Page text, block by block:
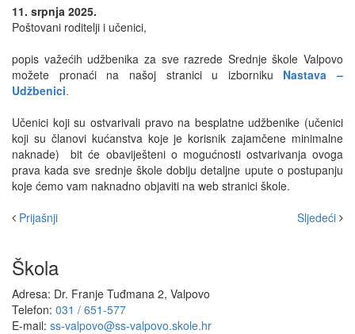
11. srpnja 2025.
Poštovani roditelji i učenici,
popis važećih udžbenika za sve razrede Srednje škole Valpovo
možete pronaći na našoj stranici u izborniku Nastava –
Udžbenici.
Učenici koji su ostvarivali pravo na besplatne udžbenike (učenici
koji su članovi kućanstva koje je korisnik zajamčene minimalne
naknade) bit će obaviješteni o mogućnosti ostvarivanja ovoga
prava kada sve srednje škole dobiju detaljne upute o postupanju
koje ćemo vam naknadno objaviti na web stranici škole.
Prijašnji
Sljedeći
Škola
Adresa: Dr. Franje Tuđmana 2, Valpovo
Telefon: 031 / 651-577
E-mail: ss-valpovo@ss-valpovo.skole.hr